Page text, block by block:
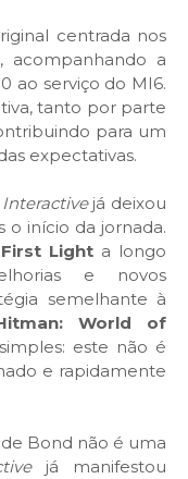
centrada nos
acompanhando a
ao serviço do MI6.
tanto por parte
para um
expectativas.
já deixou
o início da jornada.
Light a longo
e novos
semelhante à
World of
este não é
e rapidamente
Bond não é uma
já manifestou